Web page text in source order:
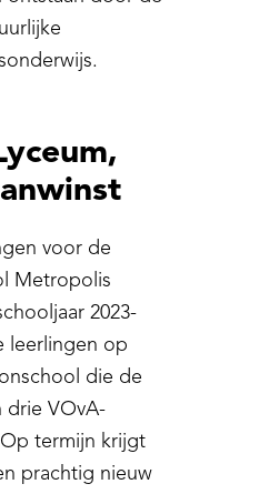
voor de
Metropolis
2023-
leerlingen op
die de
drie VOvA-
termijn krijgt
prachtig nieuw